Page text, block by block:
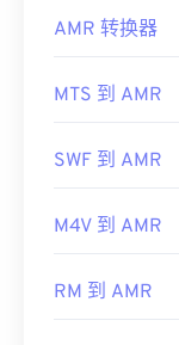
3GP 是一种灵
本 (Timed Text)
如AutoGK。为
开发者：第三
首次发行：
https://
数3G 移动设备
来打开。
可以打开
且主要处理窄
首次发行：
AMR 转换器
MTS 到 AMR
SWF 到 AMR
M4V 到 AMR
RM 到 AMR